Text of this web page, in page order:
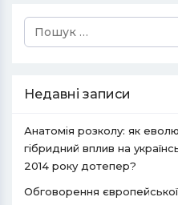
Пошук:
Недавні записи
Анатомія розколу: як
гібридний вплив на
2014 року дотепер?
Обговорення